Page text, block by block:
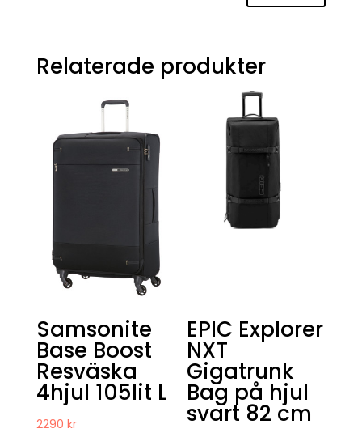
Relaterade produkter
Samsonite
Base Boost
Resväska
4hjul 105lit L
2290 kr
EPIC Explorer
NXT
Gigatrunk
Bag på hjul
svart 82 cm